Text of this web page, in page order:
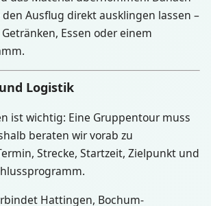
Ausflug direkt ausklingen lassen –
Essen oder einem
Logistik
ist wichtig: Eine Gruppentour muss
beraten wir vorab zu
Strecke, Startzeit, Zielpunkt und
Hattingen, Bochum-